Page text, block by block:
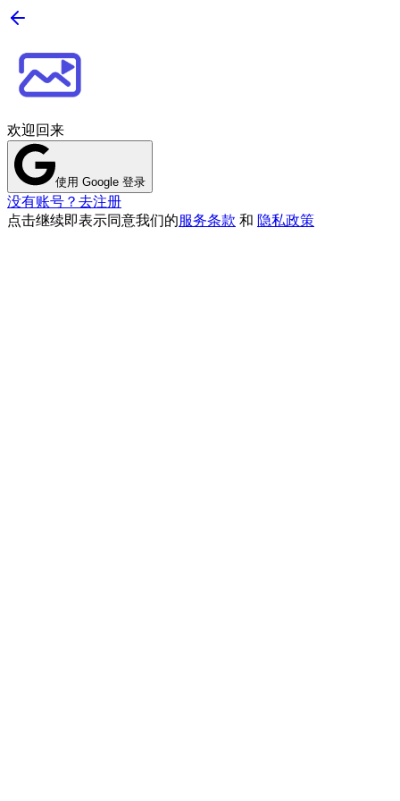
欢迎回来
使用 Google 登录
没有账号？去注册
点击继续即表示同意我们的服务条款 和 隐私政策